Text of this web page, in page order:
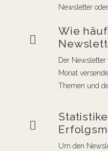
Newsletter
Wie
Der
Monat
Themen und
Um den